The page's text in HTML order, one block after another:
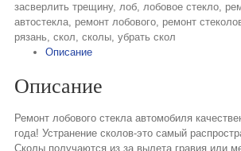
засверлить трещину,лоб,лобовое стекло,
автостекла, ремонт лобового, ремонт
рязань,скол,сколы,убрать скол
Описание
Описание
Ремонт лобового стекла автомобиля
года! Устранение сколов-это самый
Сколы получаются из за вылета гравия или